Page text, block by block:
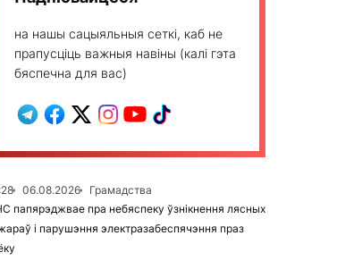
на нашы сацыяльныя сеткі, каб не
прапусціць важныя навіны (калі гэта
бяспечна для вас)
06.08.2026
Грамадства
папярэджвае пра небяспеку ўзнікнення лясных
і парушэння электразабеспячэння праз